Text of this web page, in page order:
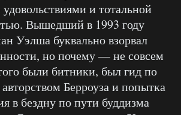
и тотальной
Вышедший в 1993 году
Уэлша буквально взорвал
но почему — не совсем
были битники, был гид по
Берроуза и попытка
в бездну по пути буддизма